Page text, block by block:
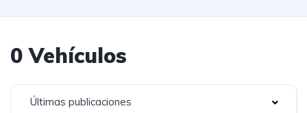
0 Vehículos
Últimas publicaciones